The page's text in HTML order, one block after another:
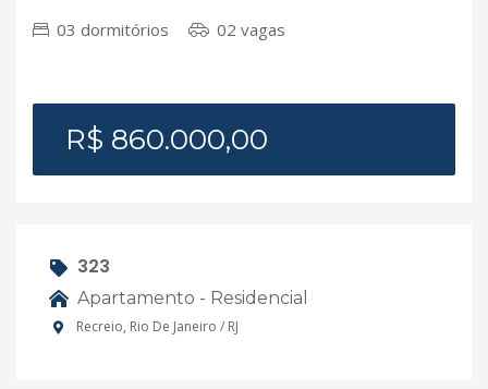
03 dormitórios 02 vagas
R$ 860.000,00
323
Apartamento - Residencial
Recreio, Rio De Janeiro / RJ